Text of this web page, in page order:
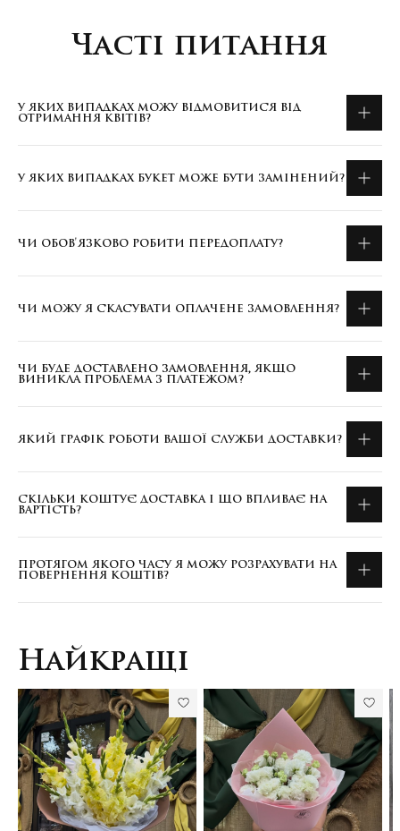
Часті питання
У ЯКИХ ВИПАДКАХ МОЖУ ВІДМОВИТИСЯ ВІД
ОТРИМАННЯ КВІТІВ?
У ЯКИХ ВИПАДКАХ БУКЕТ МОЖЕ БУТИ ЗАМІНЕНИЙ?
ЧИ ОБОВ'ЯЗКОВО РОБИТИ ПЕРЕДОПЛАТУ?
ЧИ МОЖУ Я СКАСУВАТИ ОПЛАЧЕНЕ ЗАМОВЛЕННЯ?
ЧИ БУДЕ ДОСТАВЛЕНО ЗАМОВЛЕННЯ, ЯКЩО
ВИНИКЛА ПРОБЛЕМА З ПЛАТЕЖОМ?
ЯКИЙ ГРАФІК РОБОТИ ВАШОЇ СЛУЖБИ ДОСТАВКИ?
СКІЛЬКИ КОШТУЄ ДОСТАВКА І ЩО ВПЛИВАЄ НА
ВАРТІСТЬ?
ПРОТЯГОМ ЯКОГО ЧАСУ Я МОЖУ РОЗРАХУВАТИ НА
ПОВЕРНЕННЯ КОШТІВ?
Найкращі